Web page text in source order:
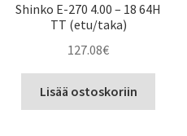
Shinko E-270 4.00 – 18 64H
TT (etu/taka)
127.08€
Lisää ostoskoriin